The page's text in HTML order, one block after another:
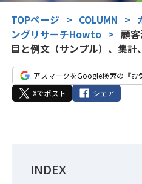
TOPページ > COLUMN >
ングリサーチHowto > 顧
目と例文（サンプル）、集計
アスマークをGoogle検索の『お
Xでポスト
シェア
INDEX